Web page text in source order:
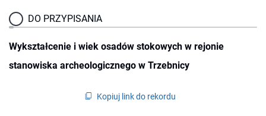
DO PRZYPISANIA
Wykształcenie i wiek osadów stokowych w rejonie
stanowiska archeologicznego w Trzebnicy
Kopiuj link do rekordu